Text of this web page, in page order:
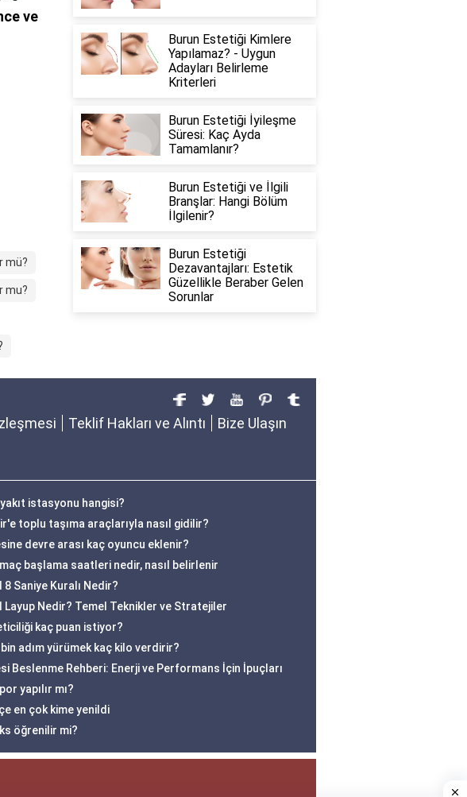
ve
mü?
mu?
Burun Estetiği Kimlere
Yapılamaz? - Uygun
Adayları Belirleme
Kriterleri
Burun Estetiği İyileşme
Süresi: Kaç Ayda
Tamamlanır?
Burun Estetiği ve İlgili
Branşlar: Hangi Bölüm
İlgilenir?
Burun Estetiği
Dezavantajları: Estetik
Güzellikle Beraber Gelen
Sorunlar
Teklif Hakları ve Alıntı Bize Ulaşın
istasyonu hangisi?
toplu taşıma araçlarıyla nasıl gidilir?
devre arası kaç oyuncu eklenir?
başlama saatleri nedir, nasıl belirlenir
Saniye Kuralı Nedir?
Layup Nedir? Temel Teknikler ve Stratejiler
kaç puan istiyor?
adım yürümek kaç kilo verdirir?
Beslenme Rehberi: Enerji ve Performans İçin İpuçları
yapılır mı?
en çok kime yenildi
öğrenilir mi?